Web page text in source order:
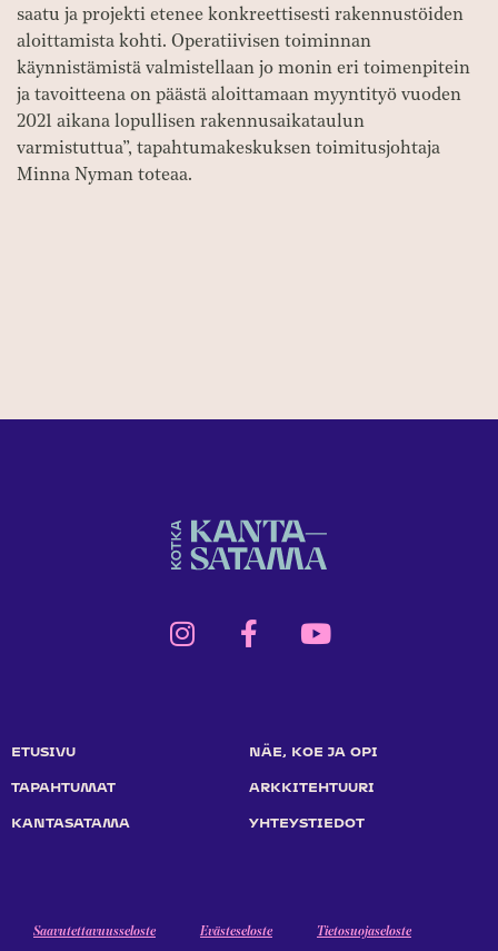
saatu ja projekti etenee konkreettisesti rakennustöiden
aloittamista kohti. Operatiivisen toiminnan
käynnistämistä valmistellaan jo monin eri toimenpitein
ja tavoitteena on päästä aloittamaan myyntityö vuoden
2021 aikana lopullisen rakennusaikataulun
varmistuttua”, tapahtumakeskuksen toimitusjohtaja
Minna Nyman toteaa.
ETUSIVU NÄE, KOE JA OPI
TAPAHTUMAT ARKKITEHTUURI
KANTASATAMA YHTEYSTIEDOT
Saavutettavuusseloste Evästeseloste Tietosuojaseloste